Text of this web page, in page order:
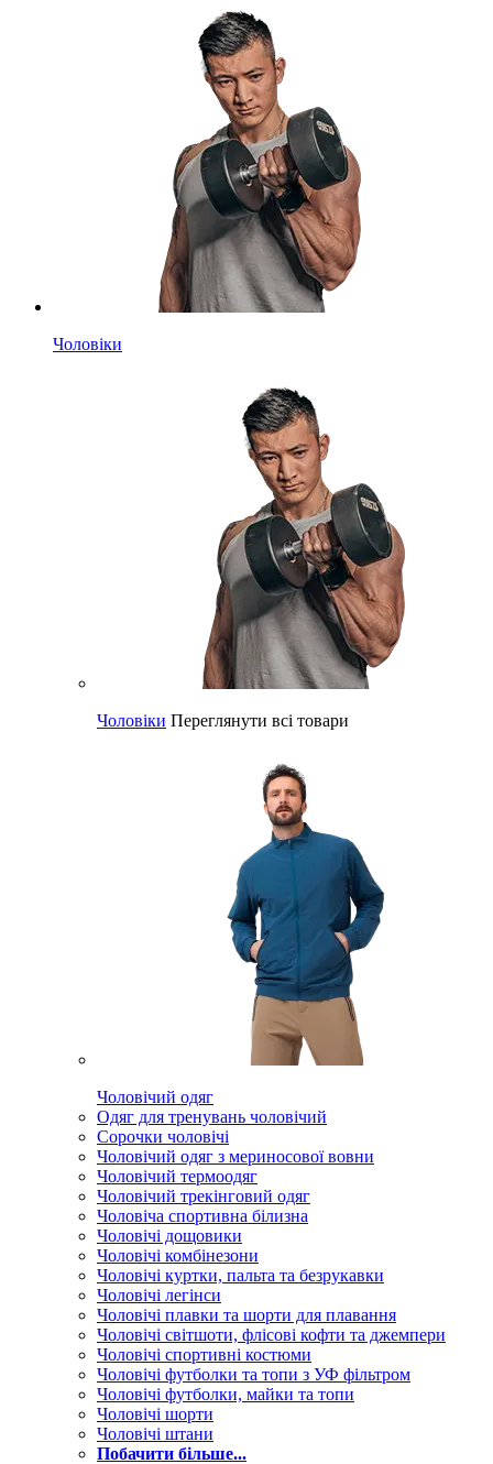
Чоловіки
Чоловіки Переглянути всі товари
Чоловічий одяг
Одяг для тренувань чоловічий
Сорочки чоловічі
Чоловічий одяг з мериносової вовни
Чоловічий термоодяг
Чоловічий трекінговий одяг
Чоловіча спортивна білизна
Чоловічі дощовики
Чоловічі комбінезони
Чоловічі куртки, пальта та безрукавки
Чоловічі легінси
Чоловічі плавки та шорти для плавання
Чоловічі світшоти, флісові кофти та джемпери
Чоловічі спортивні костюми
Чоловічі футболки та топи з УФ фільтром
Чоловічі футболки, майки та топи
Чоловічі шорти
Чоловічі штани
Побачити більше...